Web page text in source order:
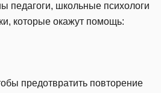
педагоги, школьные психологи
которые окажут помощь:
предотвратить повторение